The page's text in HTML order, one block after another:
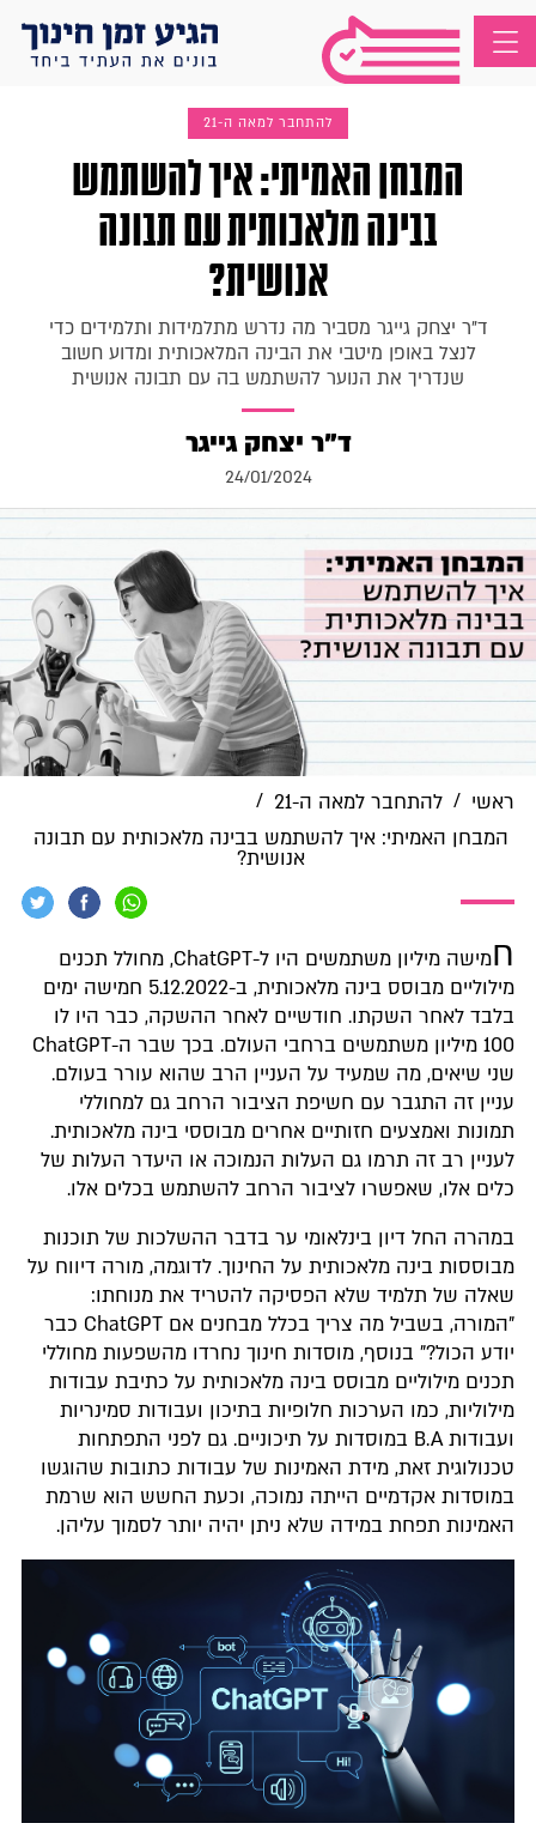
להתחבר למאה ה-21
המבחן האמיתי: איך להשתמש
בבינה מלאכותית עם תבונה
אנושית?
ד"ר יצחק גייגר מסביר מה נדרש מתלמידות ותלמידים כדי
לנצל באופן מיטבי את הבינה המלאכותית ומדוע חשוב
שנדריך את הנוער להשתמש בה עם תבונה אנושית
ד"ר יצחק גייגר
24/01/2024
ראשי / להתחבר למאה ה-21
/
המבחן האמיתי: איך להשתמש בבינה מלאכותית עם תבונה
אנושית?
ח
מישה מיליון משתמשים היו ל-ChatGPT, מחולל תכנים
מילוליים מבוסס בינה מלאכותית, ב-5.12.2022 חמישה ימים
בלבד לאחר השקתו. חודשיים לאחר ההשקה, כבר היו לו
100 מיליון משתמשים ברחבי העולם. בכך שבר ה-ChatGPT
שני שיאים, מה שמעיד על העניין הרב שהוא עורר בעולם.
עניין זה התגבר עם חשיפת הציבור הרחב גם למחוללי
תמונות ואמצעים חזותיים אחרים מבוססי בינה מלאכותית.
לעניין רב זה תרמו גם העלות הנמוכה או היעדר העלות של
כלים אלו, שאפשרו לציבור הרחב להשתמש בכלים אלו.
במהרה החל דיון בינלאומי ער בדבר ההשלכות של תוכנות
מבוססות בינה מלאכותית על החינוך. לדוגמה, מורה דיווח על
שאלה של תלמיד שלא הפסיקה להטריד את מנוחתו:
"המורה, בשביל מה צריך בכלל מבחנים אם ChatGPT כבר
יודע הכול?" בנוסף, מוסדות חינוך נחרדו מהשפעות מחוללי
תכנים מילוליים מבוסס בינה מלאכותית על כתיבת עבודות
מילוליות, כמו הערכות חלופיות בתיכון ועבודות סמינריות
ועבודות B.A במוסדות על תיכוניים. גם לפני התפתחות
טכנולוגית זאת, מידת האמינות של עבודות כתובות שהוגשו
במוסדות אקדמיים הייתה נמוכה, וכעת החשש הוא שרמת
האמינות תפחת במידה שלא ניתן יהיה יותר לסמוך עליהן.